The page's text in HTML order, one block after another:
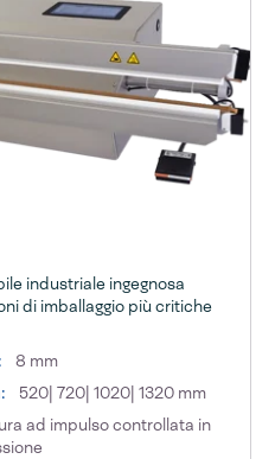
industriale ingegnosa
di imballaggio più critiche
8 mm
520| 720| 1020| 1320 mm
ad impulso controllata in